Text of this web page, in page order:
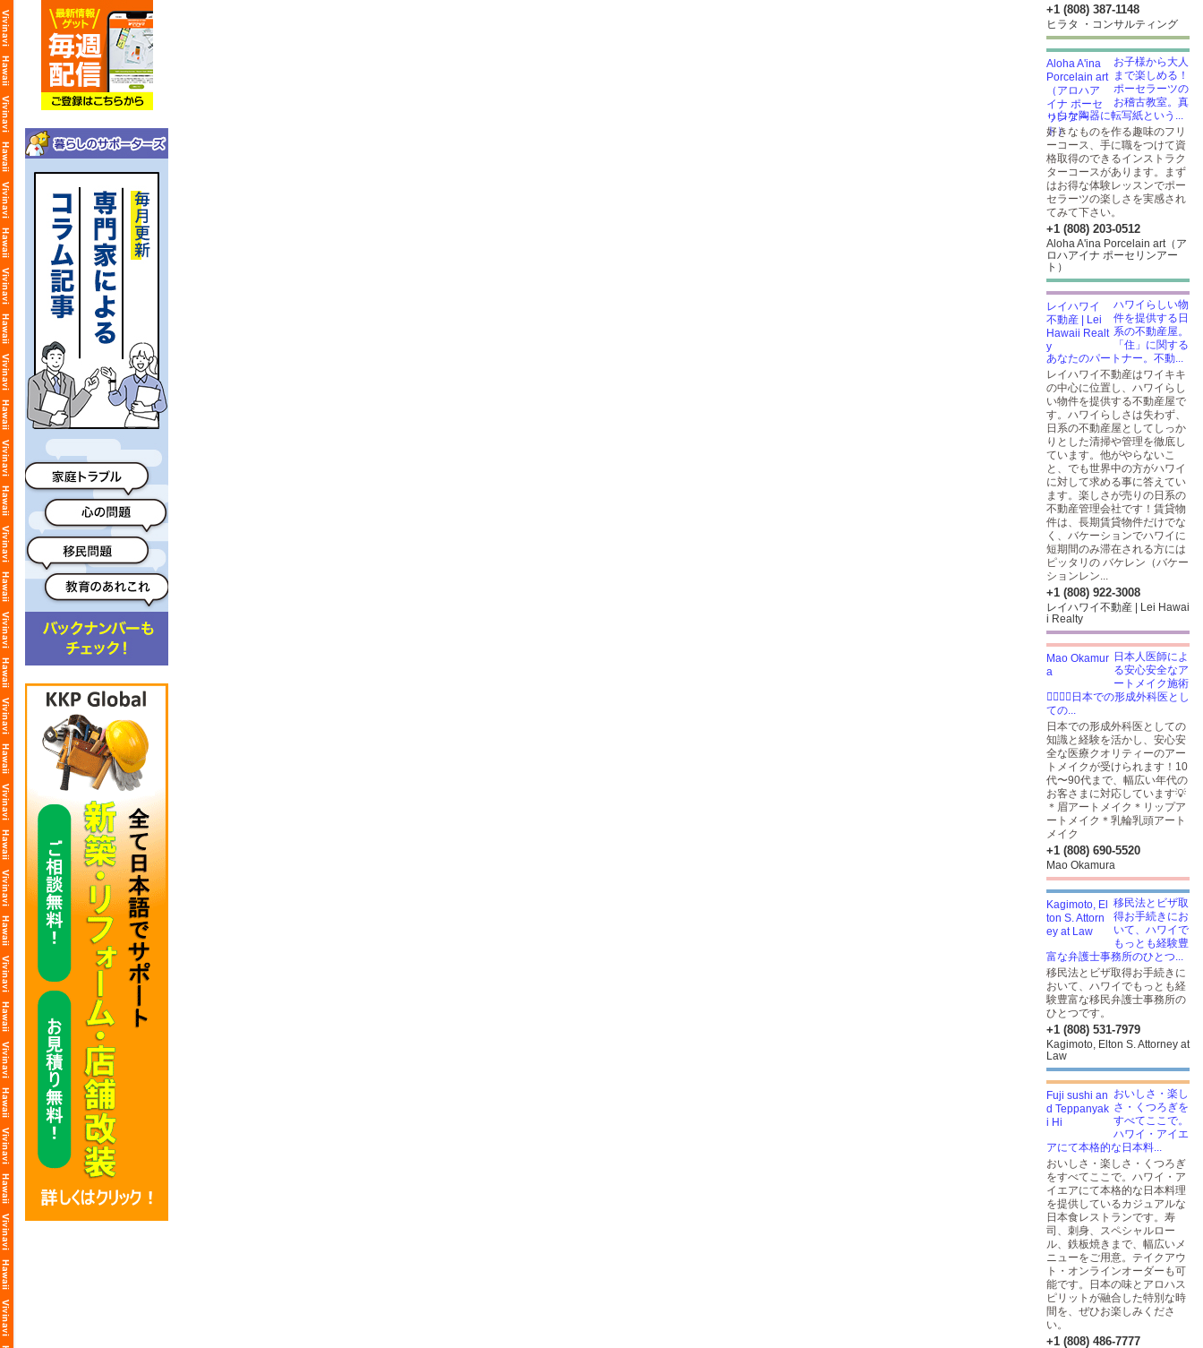
+1 (808) 387-1148
ヒラタ ・コンサルティング
お子様から大人
まで楽しめる！
ポーセラーツの
お稽古教室。真
っ白な陶器に転写紙という...
好きなものを作る趣味のフリ
ーコース、手に職をつけて資
格取得のできるインストラク
ターコースがあります。まず
はお得な体験レッスンでポー
セラーツの楽しさを実感され
てみて下さい。
+1 (808) 203-0512
Aloha A'ina Porcelain art（ア
ロハアイナ ポーセリンアー
ト）
ハワイらしい物
件を提供する日
系の不動産屋。
「住」に関する
あなたのパートナー。不動...
レイハワイ不動産はワイキキ
の中心に位置し、ハワイらし
い物件を提供する不動産屋で
す。ハワイらしさは失わず、
日系の不動産屋としてしっか
りとした清掃や管理を徹底し
ています。他がやらないこ
と、でも世界中の方がハワイ
に対して求める事に答えてい
ます。楽しさが売りの日系の
不動産管理会社です！賃貸物
件は、長期賃貸物件だけでな
く、バケーションでハワイに
短期間のみ滞在される方には
ピッタリの バケレン（バケー
ションレン...
+1 (808) 922-3008
レイハワイ不動産 | Lei Hawai
i Realty
日本人医師によ
る安心安全なア
ートメイク施術
👩🏽‍⚕️✨日本での形成外科医とし
ての...
日本での形成外科医としての
知識と経験を活かし、安心安
全な医療クオリティーのアー
トメイクが受けられます！10
代〜90代まで、幅広い年代の
お客さまに対応しています💡
＊眉アートメイク＊リップア
ートメイク＊乳輪乳頭アート
メイク
+1 (808) 690-5520
Mao Okamura
移民法とビザ取
得お手続きにお
いて、ハワイで
もっとも経験豊
富な弁護士事務所のひとつ...
移民法とビザ取得お手続きに
おいて、ハワイでもっとも経
験豊富な移民弁護士事務所の
ひとつです。
+1 (808) 531-7979
Kagimoto, Elton S. Attorney at
Law
おいしさ・楽し
さ・くつろぎを
すべてここで。
ハワイ・アイエ
アにて本格的な日本料...
おいしさ・楽しさ・くつろぎ
をすべてここで。ハワイ・ア
イエアにて本格的な日本料理
を提供しているカジュアルな
日本食レストランです。寿
司、刺身、スペシャルロー
ル、鉄板焼きまで、幅広いメ
ニューをご用意。テイクアウ
ト・オンラインオーダーも可
能です。日本の味とアロハス
ピリットが融合した特別な時
間を、ぜひお楽しみくださ
い。
+1 (808) 486-7777